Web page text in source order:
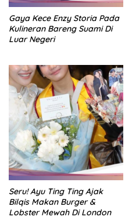
Gaya Kece Enzy Storia Pada
Kulineran Bareng Suami Di
Luar Negeri
Seru! Ayu Ting Ting Ajak
Bilqis Makan Burger &
Lobster Mewah Di London